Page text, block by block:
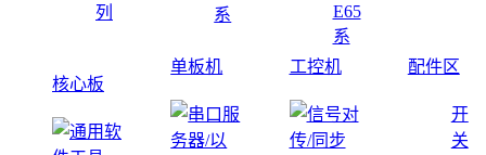
列
系
E65
系
核心板
单板机 工控机 配件区
开
关